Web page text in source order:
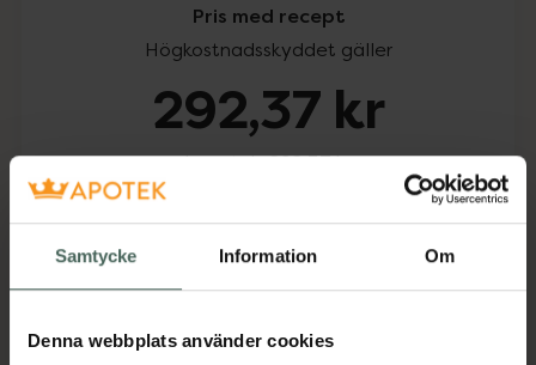
Samtycke Information Om
Denna webbplats använder cookies
Pris med recept
Högkostnadsskyddet gäller
292,37 kr
I apotek:292,37 kr
Köp via ditt recept